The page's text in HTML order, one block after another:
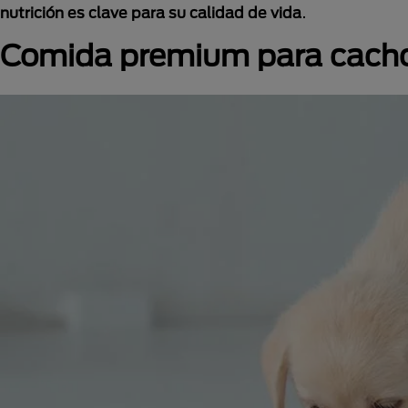
nutrición es clave para su calidad de vida.
Comida premium para